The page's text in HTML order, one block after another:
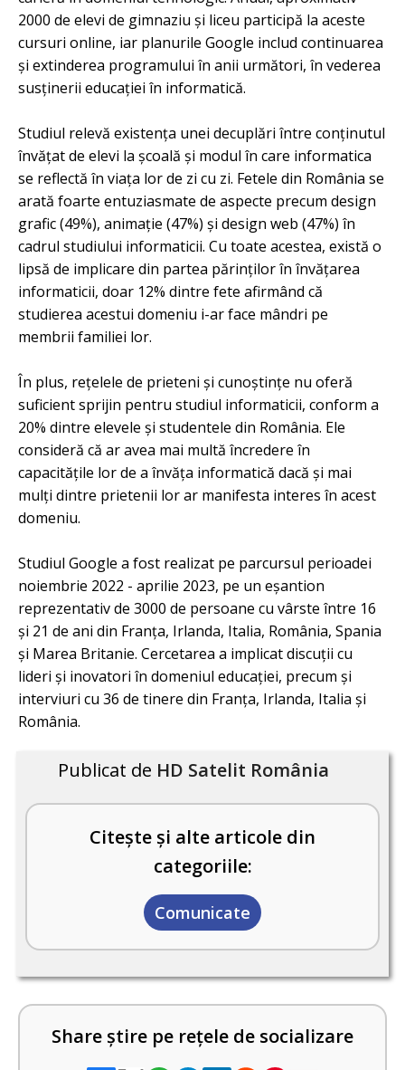
2000 de elevi de gimnaziu și liceu participă la aceste
cursuri online, iar planurile Google includ continuarea
și extinderea programului în anii următori, în vederea
susținerii educației în informatică.
Studiul relevă existența unei decuplări între conținutul
învățat de elevi la școală și modul în care informatica
se reflectă în viața lor de zi cu zi. Fetele din România se
arată foarte entuziasmate de aspecte precum design
grafic (49%), animație (47%) și design web (47%) în
cadrul studiului informaticii. Cu toate acestea, există o
lipsă de implicare din partea părinților în învățarea
informaticii, doar 12% dintre fete afirmând că
studierea acestui domeniu i-ar face mândri pe
membrii familiei lor.
În plus, rețelele de prieteni și cunoștințe nu oferă
suficient sprijin pentru studiul informaticii, conform a
20% dintre elevele și studentele din România. Ele
consideră că ar avea mai multă încredere în
capacitățile lor de a învăța informatică dacă și mai
mulți dintre prietenii lor ar manifesta interes în acest
domeniu.
Studiul Google a fost realizat pe parcursul perioadei
noiembrie 2022 - aprilie 2023, pe un eșantion
reprezentativ de 3000 de persoane cu vârste între 16
și 21 de ani din Franța, Irlanda, Italia, România, Spania
și Marea Britanie. Cercetarea a implicat discuții cu
lideri și inovatori în domeniul educației, precum și
interviuri cu 36 de tinere din Franța, Irlanda, Italia și
România.
Publicat de HD Satelit România
Citește și alte articole din
categoriile:
Comunicate
Share știre pe rețele de socializare